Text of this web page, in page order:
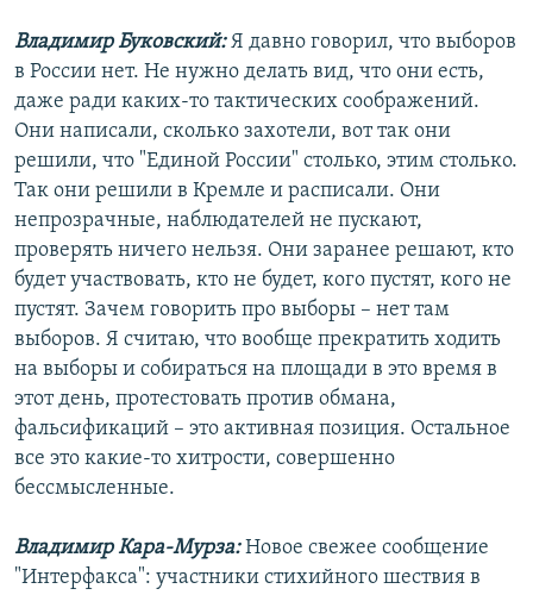
Владимир Буковский:Я давно говорил, что выборов
в России нет. Не нужно делать вид, что они есть,
даже ради каких-то тактических соображений.
Они написали, сколько захотели, вот так они
решили, что "Единой России" столько, этим столько.
Так они решили в Кремле и расписали. Они
непрозрачные, наблюдателей не пускают,
проверять ничего нельзя. Они заранее решают, кто
будет участвовать, кто не будет, кого пустят, кого не
пустят. Зачем говорить про выборы – нет там
выборов. Я считаю, что вообще прекратить ходить
на выборы и собираться на площади в это время в
этот день, протестовать против обмана,
фальсификаций – это активная позиция. Остальное
все это какие-то хитрости, совершенно
бессмысленные.
Владимир Кара-Мурза:Новое свежее сообщение
"Интерфакса": участники стихийного шествия в